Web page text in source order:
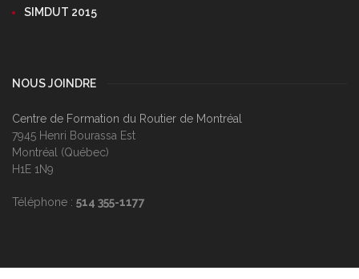
SIMDUT 2015
NOUS JOINDRE
Centre de Formation du Routier de Montréal
7945 Henri Bourassa Est
Montréal (Québec)
H1E 1N9
Téléphone : 514 355-1177